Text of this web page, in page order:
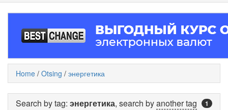
Home / Otsing / энергетика
1
Search by tag: энергетика, search byanother tag